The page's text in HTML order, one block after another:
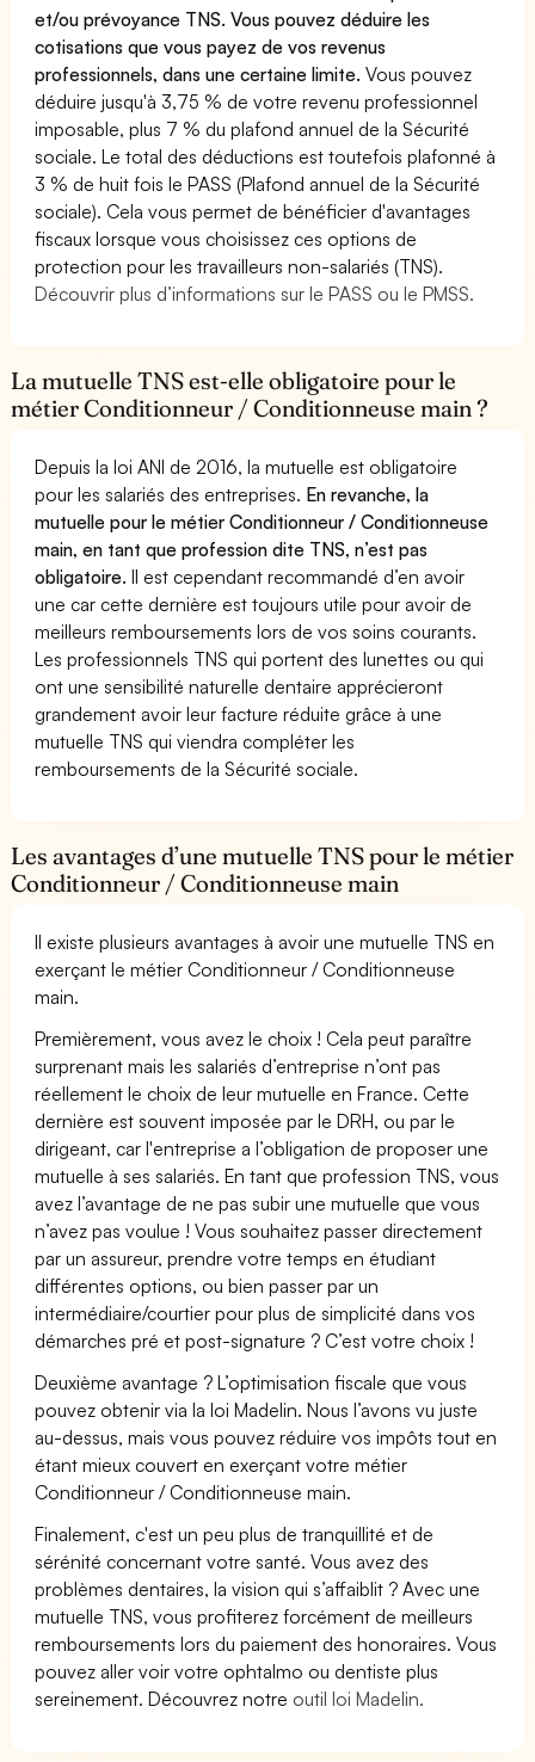
et/ou prévoyance TNS. Vous pouvez déduire les
cotisations que vous payez de vos revenus
professionnels, dans une certaine limite.Vous pouvez
déduire jusqu'à 3,75 % de votre revenu professionnel
imposable, plus 7 % du plafond annuel de la Sécurité
sociale. Le total des déductions est toutefois plafonné à
3 % de huit fois le PASS (Plafond annuel de la Sécurité
sociale). Cela vous permet de bénéficier d'avantages
fiscaux lorsque vous choisissez ces options de
protection pour les travailleurs non-salariés (TNS).
Découvrir plus d’informations sur le PASS ou le PMSS.
La mutuelle TNS est-elle obligatoire pour le
métier Conditionneur / Conditionneuse main ?
Depuis la loi ANI de 2016, la mutuelle est obligatoire
pour les salariés des entreprises. En revanche, la
mutuelle pour le métier Conditionneur / Conditionneuse
main, en tant que profession dite TNS, n’est pas
obligatoire.Il est cependant recommandé d’en avoir
une car cette dernière est toujours utile pour avoir de
meilleurs remboursements lors de vos soins courants.
Les professionnels TNS qui portent des lunettes ou qui
ont une sensibilité naturelle dentaire apprécieront
grandement avoir leur facture réduite grâce à une
mutuelle TNS qui viendra compléter les
remboursements de la Sécurité sociale.
Les avantages d’une mutuelle TNS pour le métier
Conditionneur / Conditionneuse main
Il existe plusieurs avantages à avoir une mutuelle TNS en
exerçant le métier Conditionneur / Conditionneuse
main.
Premièrement, vous avez le choix ! Cela peut paraître
surprenant mais les salariés d’entreprise n’ont pas
réellement le choix de leur mutuelle en France. Cette
dernière est souvent imposée par le DRH, ou par le
dirigeant, car l'entreprise a l’obligation de proposer une
mutuelle à ses salariés. En tant que profession TNS, vous
avez l’avantage de ne pas subir une mutuelle que vous
n’avez pas voulue ! Vous souhaitez passer directement
par un assureur, prendre votre temps en étudiant
différentes options, ou bien passer par un
intermédiaire/courtier pour plus de simplicité dans vos
démarches pré et post-signature ? C’est votre choix !
Deuxième avantage ? L’optimisation fiscale que vous
pouvez obtenir via la loi Madelin. Nous l’avons vu juste
au-dessus, mais vous pouvez réduire vos impôts tout en
étant mieux couvert en exerçant votre métier
Conditionneur / Conditionneuse main.
Finalement, c'est un peu plus de tranquillité et de
sérénité concernant votre santé. Vous avez des
problèmes dentaires, la vision qui s’affaiblit ? Avec une
mutuelle TNS, vous profiterez forcément de meilleurs
remboursements lors du paiement des honoraires. Vous
pouvez aller voir votre ophtalmo ou dentiste plus
sereinement. Découvrez notre outil loi Madelin.